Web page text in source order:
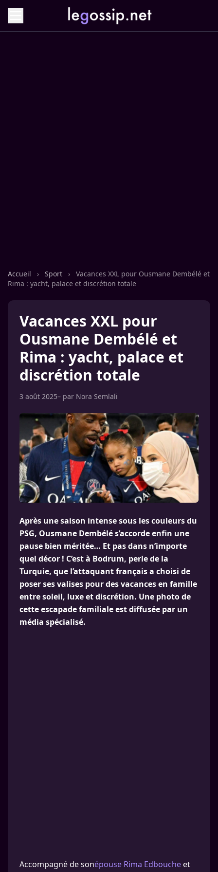
Accueil › Sport ›
Vacances XXL pour Ousmane Dembélé et
Rima : yacht, palace et discrétion totale
Vacances XXL pour
Ousmane Dembélé et
Rima : yacht, palace et
discrétion totale
3 août 2025– par Nora Semlali
Après une saison intense sous les couleurs du
PSG, Ousmane Dembélé s’accorde enfin une
pause bien méritée… Et pas dans n’importe
quel décor ! C’est à Bodrum, perle de la
Turquie, que l’attaquant français a choisi de
poser ses valises pour des vacances en famille
entre soleil, luxe et discrétion. Une photo de
cette escapade familiale est diffusée par un
média spécialisé.
Accompagné de sonépouse Rima Edbouche et